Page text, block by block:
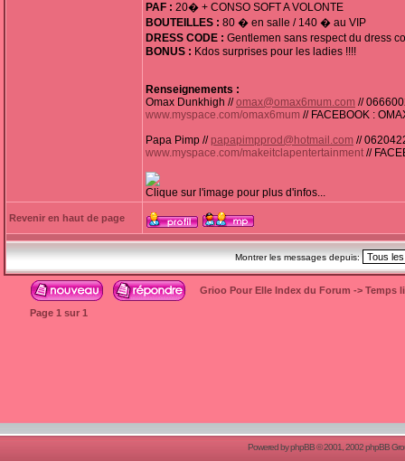
PAF : 20� + CONSO SOFT A VOLONTE
BOUTEILLES : 80 � en salle / 140 � au VIP
DRESS CODE : Gentlemen sans respect du dress
BONUS : Kdos surprises pour les ladies !!!!
Renseignements :
Omax Dunkhigh //omax@omax6mum.com //
www.myspace.com/omax6mum // FACEBOOK :
Papa Pimp // papapimpprod@hotmail.com //
www.myspace.com/makeitclapentertainment //
Clique sur l'image pour plus d'infos...
Revenir en haut de page
Montrer les messages depuis:
Grioo Pour Elle Index du Forum -> Temps
Page 1 sur 1
Powered byphpBB© 2001, 2002 phpBB